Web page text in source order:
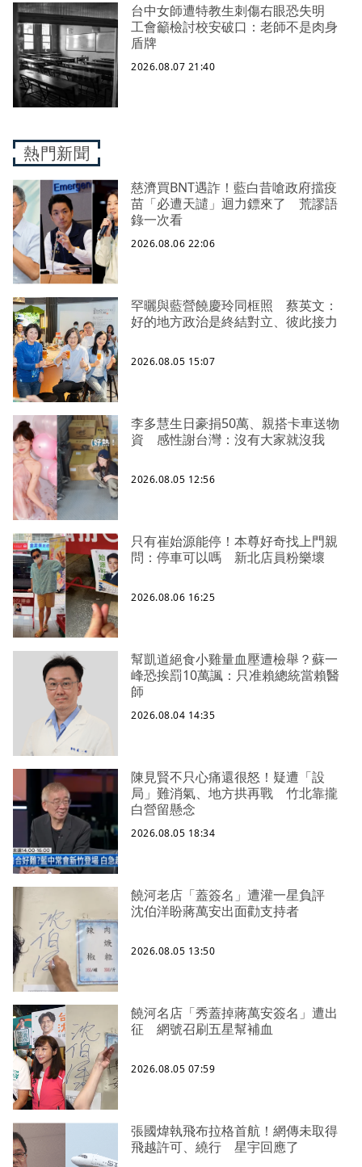
台中女師遭特教生刺傷右眼恐失明
工會籲檢討校安破口：老師不是肉身
盾牌
2026.08.07 21:40
熱門新聞
慈濟買BNT遇詐！藍白昔嗆政府擋疫
苗「必遭天譴」迴力鏢來了 荒謬語
錄一次看
2026.08.06 22:06
罕曬與藍營饒慶玲同框照 蔡英文：
好的地方政治是終結對立、彼此接力
2026.08.05 15:07
李多慧生日豪捐50萬、親搭卡車送物
資 感性謝台灣：沒有大家就沒我
2026.08.05 12:56
只有崔始源能停！本尊好奇找上門親
問：停車可以嗎 新北店員粉樂壞
2026.08.06 16:25
幫凱道絕食小雞量血壓遭檢舉？蘇一
峰恐挨罰10萬諷：只准賴總統當賴醫
師
2026.08.04 14:35
陳見賢不只心痛還很怒！疑遭「設
局」難消氣、地方拱再戰 竹北靠攏
白營留懸念
2026.08.05 18:34
饒河老店「蓋簽名」遭灌一星負評
沈伯洋盼蔣萬安出面勸支持者
2026.08.05 13:50
饒河名店「秀蓋掉蔣萬安簽名」遭出
征 網號召刷五星幫補血
2026.08.05 07:59
張國煒執飛布拉格首航！網傳未取得
飛越許可、繞行 星宇回應了